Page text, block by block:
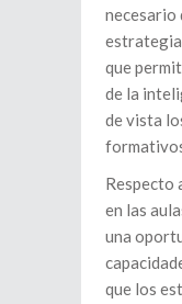
necesario
que
de la
de vista
Respecto
en las
una
que los